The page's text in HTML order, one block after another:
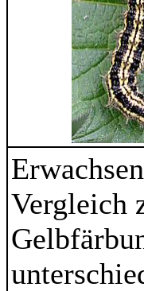
Vergleich